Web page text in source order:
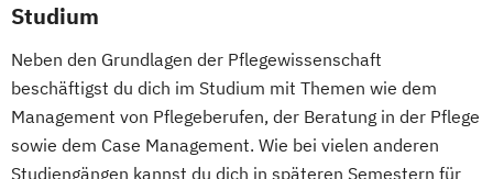
Studium
Neben den Grundlagen der Pflegewissenschaft
beschäftigst du dich im Studium mit Themen wie dem
Management von Pflegeberufen, der Beratung in der Pflege
sowie dem Case Management. Wie bei vielen anderen
Studiengängen kannst du dich in späteren Semestern für